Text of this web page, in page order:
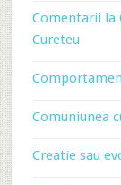
Comentarii la
Cureteu
Comuniunea
Creatie sau